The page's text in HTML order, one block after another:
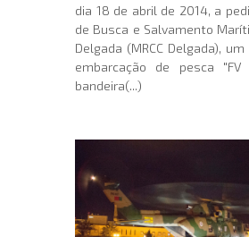
dia 18 de abril de 2014, a
de Busca e Salvamento
Delgada (MRCC Delgada),
embarcação de pesca "FV
bandeira(...)